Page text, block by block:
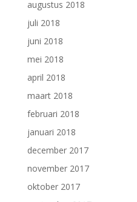
augustus 2018
juli 2018
juni 2018
mei 2018
april 2018
maart 2018
februari 2018
januari 2018
december 2017
november 2017
oktober 2017